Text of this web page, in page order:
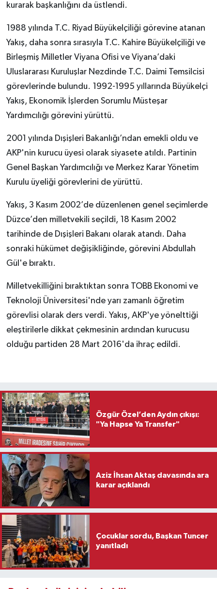
kurarak başkanlığını da üstlendi.
1988 yılında T.C. Riyad Büyükelçiliği görevine atanan
Yakış, daha sonra sırasıyla T.C. Kahire Büyükelçiliği ve
Birleşmiş Milletler Viyana Ofisi ve Viyana’daki
Uluslararası Kuruluşlar Nezdinde T.C. Daimi Temsilcisi
görevlerinde bulundu. 1992-1995 yıllarında Büyükelçi
Yakış, Ekonomik İşlerden Sorumlu Müsteşar
Yardımcılığı görevini yürüttü.
2001 yılında Dışişleri Bakanlığı’ndan emekli oldu ve
AKP'nin kurucu üyesi olarak siyasete atıldı. Partinin
Genel Başkan Yardımcılığı ve Merkez Karar Yönetim
Kurulu üyeliği görevlerini de yürüttü.
Yakış, 3 Kasım 2002’de düzenlenen genel seçimlerde
Düzce’den milletvekili seçildi, 18 Kasım 2002
tarihinde de Dışişleri Bakanı olarak atandı. Daha
sonraki hükümet değişikliğinde, görevini Abdullah
Gül'e bıraktı.
Milletvekilliğini bıraktıktan sonra TOBB Ekonomi ve
Teknoloji Üniversitesi'nde yarı zamanlı öğretim
görevlisi olarak ders verdi. Yakış, AKP'ye yönelttiği
eleştirilerle dikkat çekmesinin ardından kurucusu
olduğu partiden 28 Mart 2016'da ihraç edildi.
Özgür Özel’den Aydın çıkışı:
"Ya Hapse Ya Transfer"
Aziz İhsan Aktaş davasında ara
karar açıklandı
Çocuklar sordu, Başkan Tuncer
yanıtladı